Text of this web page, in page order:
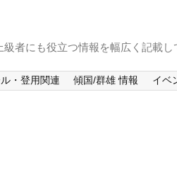
者にも役立つ情報を幅広く記載し
・登用関連 傾国/群雄 情報 イベ